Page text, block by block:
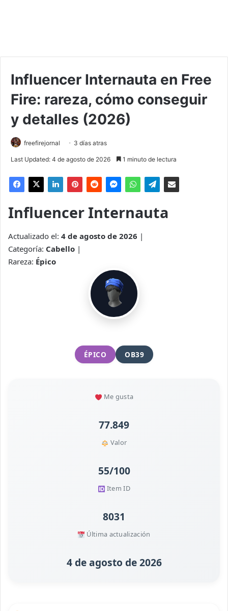
Influencer Internauta en Free
Fire: rareza, cómo conseguir
y detalles (2026)
freefirejornal 3 días atras
Last Updated: 4 de agosto de 2026 1 minuto de lectura
Influencer Internauta
Actualizado el: 4 de agosto de 2026 |
Categoría: Cabello |
Rareza: Épico
ÉPICO OB39
Me gusta
77.849
Valor
55/100
Item ID
8031
Última actualización
4 de agosto de 2026